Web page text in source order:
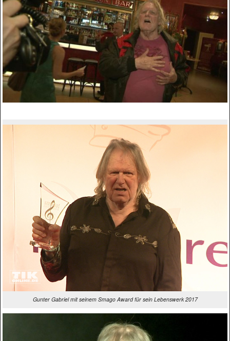
Gunter Gabriel mit seinem Smago Award für sein Lebenswerk 2017